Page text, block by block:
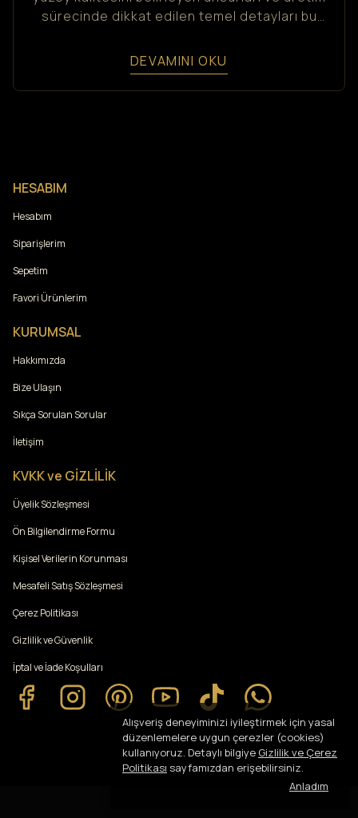
Alışveriş deneyiminizi iyileştirmek için yasal
düzenlemelere uygun çerezler (cookies)
kullanıyoruz. Detaylı bilgiye Gizlilik ve Çerez
Politikası sayfamızdan erişebilirsiniz.
Anladım
sürecinde dikkat edilen temel detayları bu
DEVAMINI OKU
HESABIM
Hesabım
Siparişlerim
Sepetim
Favori Ürünlerim
KURUMSAL
Hakkımızda
Bize Ulaşın
Sıkça Sorulan Sorular
İletişim
KVKK ve GİZLİLİK
Üyelik Sözleşmesi
Ön Bilgilendirme Formu
Kişisel Verilerin Korunması
Mesafeli Satış Sözleşmesi
Çerez Politikası
Gizlilik ve Güvenlik
İptal ve İade Koşulları